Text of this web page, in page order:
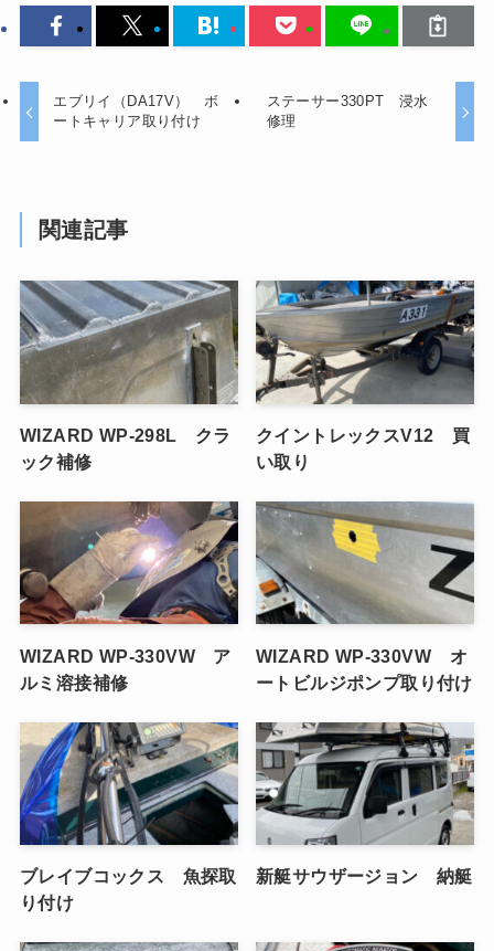
エブリイ（DA17V） ボ
ートキャリア取り付け
ステーサー330PT 浸水
修理
関連記事
WIZARD WP-298L クラ
ック補修
クイントレックスV12 買
い取り
WIZARD WP-330VW ア
ルミ溶接補修
WIZARD WP-330VW オ
ートビルジポンプ取り付け
ブレイブコックス 魚探取
り付け
新艇サウザージョン 納艇